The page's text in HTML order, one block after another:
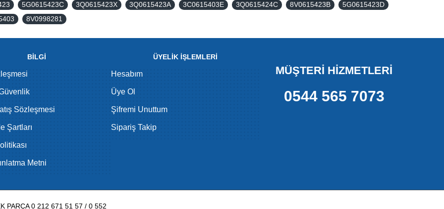
5G0615423C 3Q0615423X 3Q0615423A 3C0615403E 3Q0615424C 8V0615423B
5G0615423D
8V0998281
BİLGİ
Sözleşmesi
Şartları
Metni
ÜYELİK İŞLEMLERİ
Hesabım
Üye Ol
Şifremi Unuttum
Sipariş Takip
MÜŞTERİ HİZMETLERİ
0544 565 7073
PARÇA 0 212 671 51 57 / 0 552